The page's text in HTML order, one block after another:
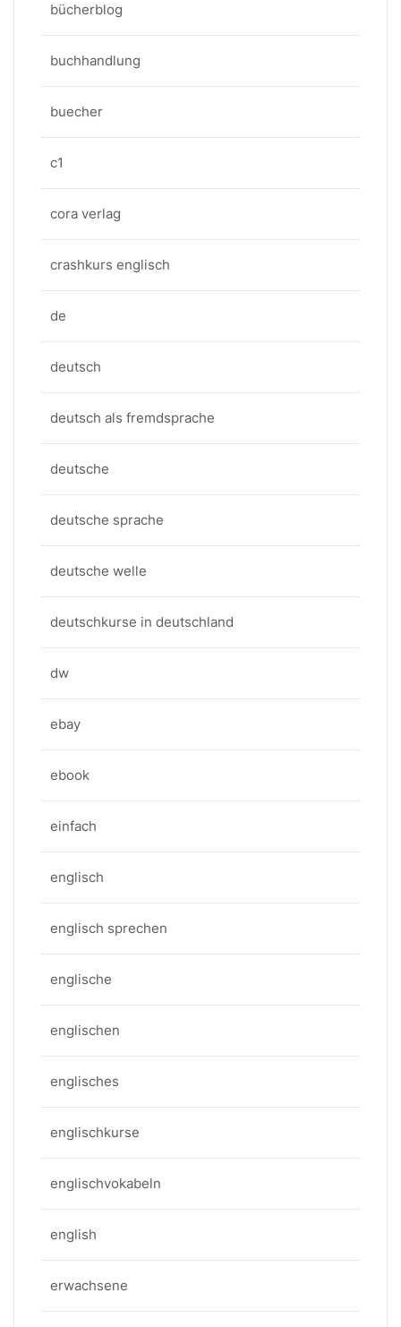
bücherblog
buchhandlung
buecher
c1
cora verlag
crashkurs englisch
de
deutsch
deutsch als fremdsprache
deutsche
deutsche sprache
deutsche welle
deutschkurse in deutschland
dw
ebay
ebook
einfach
englisch
englisch sprechen
englische
englischen
englisches
englischkurse
englischvokabeln
english
erwachsene